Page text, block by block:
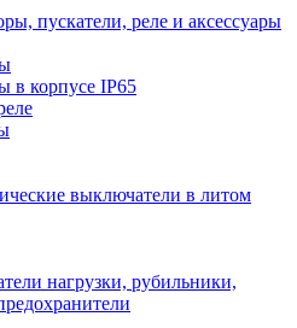
пускатели, реле и аксессуары
в корпусе IP65
выключатели в литом
нагрузки, рубильники,